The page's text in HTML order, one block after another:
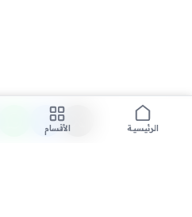
الرئيسية الأقسام